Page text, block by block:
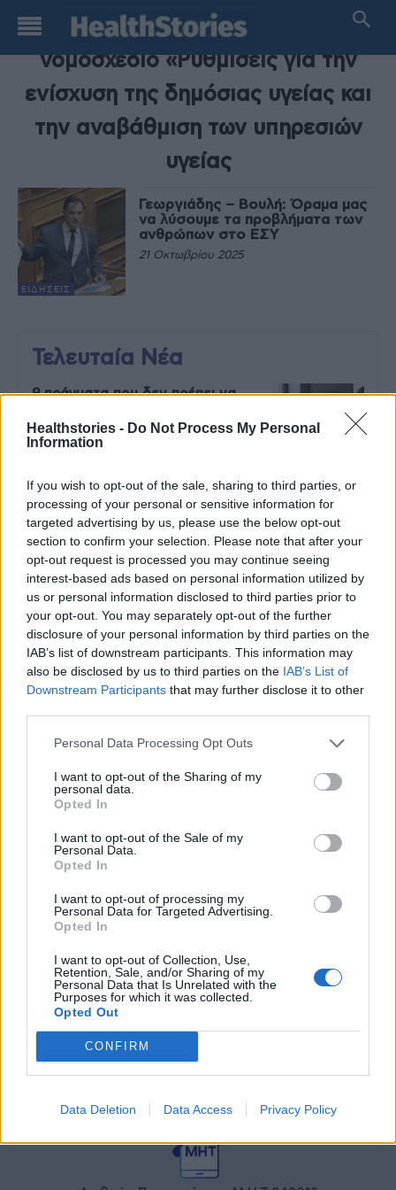
Healthstories - Do Not Process My Personal
Information
If you wish to opt-out of the sale, sharing to third parties, or
processing of your personal or sensitive information for
targeted advertising by us, please use the below opt-out
section to confirm your selection. Please note that after your
opt-out request is processed you may continue seeing
interest-based ads based on personal information utilized by
us or personal information disclosed to third parties prior to
your opt-out. You may separately opt-out of the further
disclosure of your personal information by third parties on the
IAB’s list of downstream participants. This information may
also be disclosed by us to third parties on the IAB’s List of
Downstream Participants that may further disclose it to other
Personal Data Processing Opt Outs
I want to opt-out of the Sharing of my
personal data.
Opted In
I want to opt-out of the Sale of my
Personal Data.
Opted In
I want to opt-out of processing my
Personal Data for Targeted Advertising.
Opted In
I want to opt-out of Collection, Use,
Retention, Sale, and/or Sharing of my
Personal Data that Is Unrelated with the
Purposes for which it was collected.
Opted Out
CONFIRM
Data Deletion Data Access Privacy Policy
TAG
νομοσχέδιο «Ρυθμίσεις για την
ενίσχυση της δημόσιας υγείας και
την αναβάθμιση των υπηρεσιών
υγείας
ΕΙΔΉΣΕΙΣ
Γεωργιάδης – Βουλή: Όραμα μας
να λύσουμε τα προβλήματα των
ανθρώπων στο ΕΣΥ
21 Οκτωβρίου 2025
Τελευταία Νέα
9 πράγματα που δεν πρέπει να
27 Φεβρουαρίου 2026
Πάνω από 100 μωρά έχουν
γεννηθεί μέσω εξωσωματικής, με
την υποστήριξη της Be-Live
27 Φεβρουαρίου 2026
Μεταπροπονητική πείνα: Ο λόγος
που θέλεις να καταβροχθίσεις τα
πάντα μετά την άσκηση
27 Φεβρουαρίου 2026
συνδέονται με μνημεία που
πνεύμα της χώρας μας
27 Φεβρουαρίου 2026
Γεωργιάδης: Πολλαπλά οφέλη από
τη συνεργασία δημοσίου και
ιδιωτικού τομέα
27 Φεβρουαρίου 2026